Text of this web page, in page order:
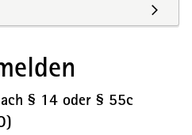
§ 14 oder § 55c